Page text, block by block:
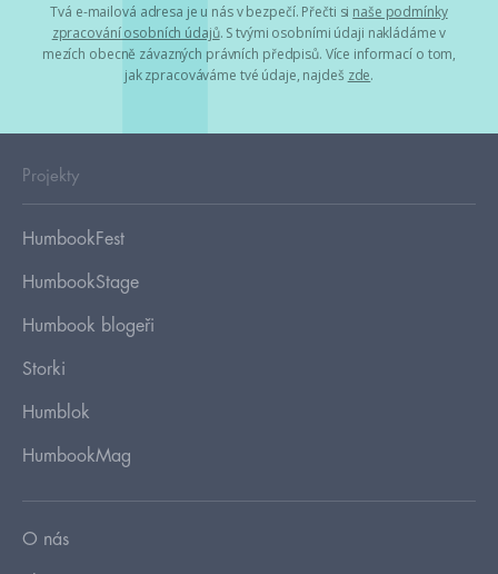
Tvá e-mailová adresa je u nás v bezpečí. Přečti si naše podmínky
zpracování osobních údajů. S tvými osobními údaji nakládáme v
mezích obecně závazných právních předpisů. Více informací o tom,
jak zpracováváme tvé údaje, najdeš zde.
Projekty
HumbookFest
HumbookStage
Humbook blogeři
Storki
Humblok
HumbookMag
O nás